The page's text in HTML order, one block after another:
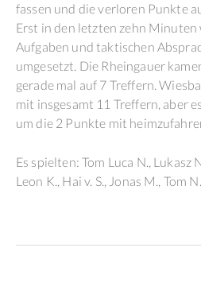
fassen und die verloren Punkte
Erst in den letzten zehn
Aufgaben und taktischen
umgesetzt. Die Rheingauer
gerade mal auf 7 Treffern.
mit insgesamt 11 Treffern, aber
um die 2 Punkte mit
Es spielten: Tom Luca N., Lukasz
Leon K., Hai v. S., Jonas M., Tom